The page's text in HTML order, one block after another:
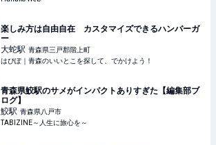
楽しみ方は自由自在 カスタマイズできるハンバーガ
ー
大蛇駅 青森県三戸郡階上町
はぴぽ｜青森のいいとこを探して、でかけよう！
青森県鮫駅のサメがインパクトありすぎた【編集部ブ
ログ】
鮫駅 青森県八戸市
TABIZINE～人生に旅心を～